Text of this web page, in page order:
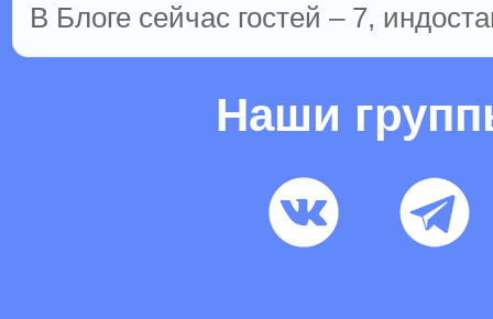
В Блоге сейчас гостей – 7,
Наши